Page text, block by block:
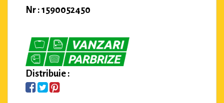
Nr : 1590052450
Distribuie :